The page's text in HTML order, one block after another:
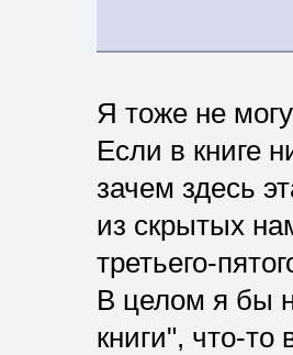
Я тоже не
Если в книге
зачем здесь
из скрытых
третьего-
В целом я бы
книги", что-то